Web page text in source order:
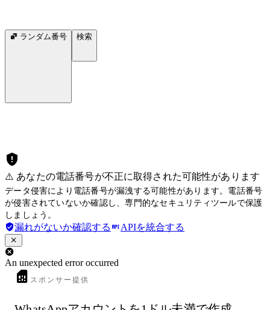
ランダム番号 検索
⚠️ あなたの電話番号が不正に取得された可能性があります
データ侵害により電話番号が漏洩する可能性があります。電話番号
が侵害されていないか確認し、専門的なセキュリティツールで保護
しましょう。
漏れがないか確認する APIを統合する
An unexpected error occurred
スポンサー提供